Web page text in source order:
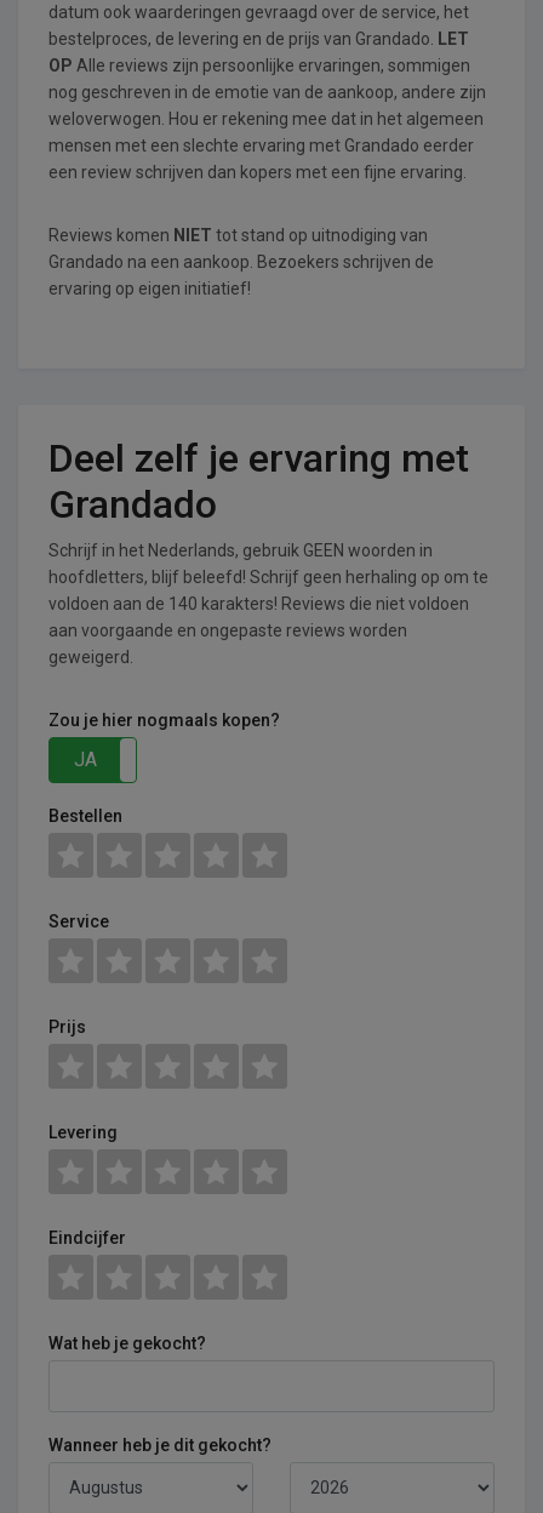
datum ook waarderingen gevraagd over de service, het
bestelproces, de levering en de prijs van Grandado.
LET
OP Alle reviews zijn persoonlijke ervaringen, sommigen
nog geschreven in de emotie van de aankoop, andere zijn
weloverwogen. Hou er rekening mee dat in het algemeen
mensen met een slechte ervaring met Grandado eerder
een review schrijven dan kopers met een fijne ervaring.
Reviews komen NIET tot stand op uitnodiging van
Grandado na een aankoop. Bezoekers schrijven de
ervaring op eigen initiatief!
Deel zelf je ervaring met
Grandado
Schrijf in het Nederlands, gebruik GEEN woorden in
hoofdletters, blijf beleefd! Schrijf geen herhaling op om te
voldoen aan de 140 karakters! Reviews die niet voldoen
aan voorgaande en ongepaste reviews worden
geweigerd.
Zou je hier nogmaals kopen?
JA
Bestellen
Service
Prijs
Levering
Eindcijfer
Wat heb je gekocht?
Wanneer heb je dit gekocht?